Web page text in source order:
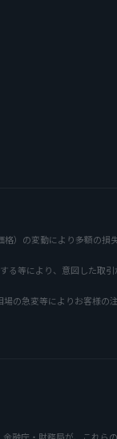
）の変動により多額の損
る等により、意図した取
の急変等によりお客様の